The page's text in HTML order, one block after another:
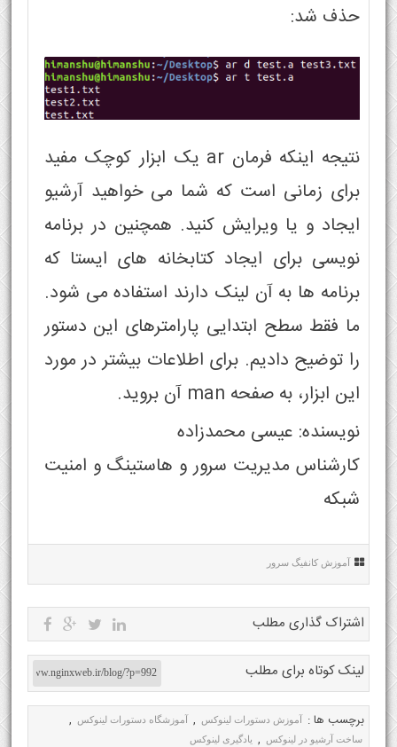
حذف شد:
نتیجه اینکه فرمان ar یک ابزار کوچک مفید
برای زمانی است که شما می خواهید آرشیو
ایجاد و یا ویرایش کنید. همچنین در برنامه
نویسی برای ایجاد کتابخانه های ایستا که
برنامه ها به آن لینک دارند استفاده می شود.
ما فقط سطح ابتدایی پارامترهای این دستور
را توضیح دادیم. برای اطلاعات بیشتر در مورد
این ابزار، به صفحه man آن بروید.
نویسنده: عیسی محمدزاده
کارشناس مدیریت سرور و هاستینگ و امنیت
شبکه
آموزش کانفیگ سرور
اشتراک گذاری مطلب
لینک کوتاه برای مطلب
برچسب ها : آموزش دستورات لینوکس , آموزشگاه دستورات لینوکس ,
ساخت آرشیو در لینوکس , یادگیری لینوکس